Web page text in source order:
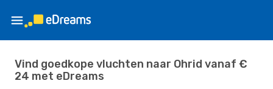
Vind goedkope vluchten naar Ohrid vanaf €
24 met eDreams